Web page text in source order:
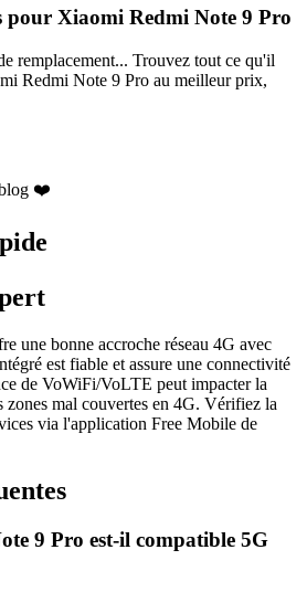
pour Xiaomi Redmi Note 9 Pro
remplacement... Trouvez tout ce qu'il
Redmi Note 9 Pro au meilleur prix,
blog ❤️
une bonne accroche réseau 4G avec
est fiable et assure une connectivité
de VoWiFi/VoLTE peut impacter la
zones mal couvertes en 4G. Vérifiez la
via l'application Free Mobile de
9 Pro est-il compatible 5G